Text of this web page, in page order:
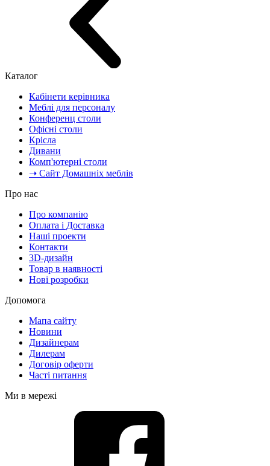
Каталог
Кабінети керівника
Меблі для персоналу
Конференц столи
Офісні столи
Крісла
Дивани
Комп'ютерні столи
➝ Сайт Домашніх меблів
Про нас
Про компанію
Оплата і Доставка
Наші проекти
Контакти
3D-дизайн
Товар в наявності
Нові розробки
Допомога
Мапа сайту
Новини
Дизайнерам
Дилерам
Договір оферти
Часті питання
Ми в мережі